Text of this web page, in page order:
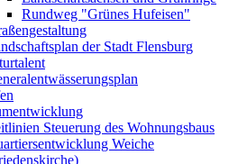
Rundweg "Grünes Hufeisen"
der Stadt Flensburg
Steuerung des Wohnungsbaus
Weiche